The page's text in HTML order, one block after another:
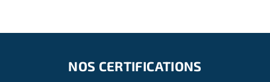
NOS CERTIFICATIONS